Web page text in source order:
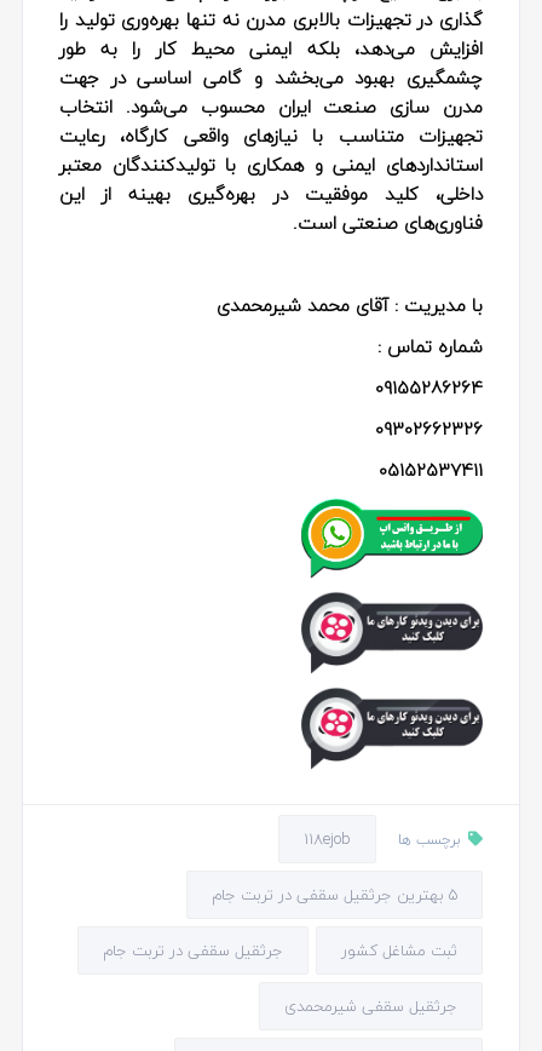
گذاری در تجهیزات بالابری مدرن نه‌ تنها بهره‌وری تولید را
افزایش می‌دهد، بلکه ایمنی محیط کار را به‌ طور
چشمگیری بهبود می‌بخشد و گامی اساسی در جهت
مدرن‌ سازی صنعت ایران محسوب می‌شود. انتخاب
تجهیزات متناسب با نیازهای واقعی کارگاه، رعایت
استانداردهای ایمنی و همکاری با تولیدکنندگان معتبر
داخلی، کلید موفقیت در بهره‌گیری بهینه از این
فناوری‌های صنعتی است.
با مدیریت : آقای محمد شیرمحمدی
شماره تماس :
09155286264
09302662326
05152537411
برچسب ها 118ejob
5 بهترین جرثقیل سقفی در تربت جام
ثبت مشاغل کشور جرثقیل سقفی در تربت جام
جرثقیل سقفی شیرمحمدی